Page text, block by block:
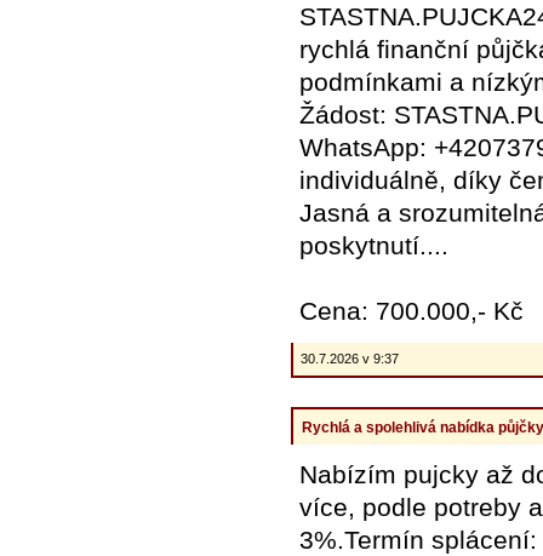
rychlá finanční
podmínkami a
Žádost:
WhatsApp:
individuálně, díky
Jasná a
poskytnutí....
Cena: 700.000,- Kč
30.7.2026 v 9:37
Rychlá a spolehlivá nabídka
Nabízím pujcky až
více, podle potreby
3%.Termín